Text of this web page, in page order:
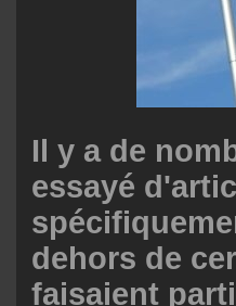
Il y a de
essayé
dehors de
faisaient